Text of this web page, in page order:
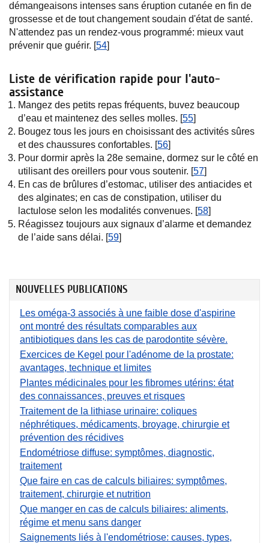
démangeaisons intenses sans éruption cutanée en fin de
grossesse et de tout changement soudain d'état de santé.
N'attendez pas un rendez-vous programmé: mieux vaut
prévenir que guérir. [54]
Liste de vérification rapide pour l'auto-
assistance
Mangez des petits repas fréquents, buvez beaucoup
d’eau et maintenez des selles molles. [55]
Bougez tous les jours en choisissant des activités sûres
et des chaussures confortables. [56]
Pour dormir après la 28e semaine, dormez sur le côté en
utilisant des oreillers pour vous soutenir. [57]
En cas de brûlures d’estomac, utiliser des antiacides et
des alginates; en cas de constipation, utiliser du
lactulose selon les modalités convenues. [58]
Réagissez toujours aux signaux d’alarme et demandez
de l’aide sans délai. [59]
NOUVELLES PUBLICATIONS
Les oméga-3 associés à une faible dose d'aspirine
ont montré des résultats comparables aux
antibiotiques dans les cas de parodontite sévère.
Exercices de Kegel pour l'adénome de la prostate:
avantages, technique et limites
Plantes médicinales pour les fibromes utérins: état
des connaissances, preuves et risques
Traitement de la lithiase urinaire: coliques
néphrétiques, médicaments, broyage, chirurgie et
prévention des récidives
Endométriose diffuse: symptômes, diagnostic,
traitement
Que faire en cas de calculs biliaires: symptômes,
traitement, chirurgie et nutrition
Que manger en cas de calculs biliaires: aliments,
régime et menu sans danger
Saignements liés à l'endométriose: causes, types,